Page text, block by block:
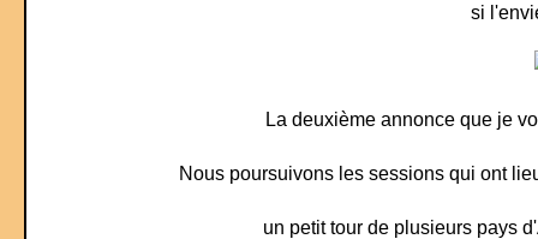
si
La deuxième annonce que je
Nous poursuivons les sessions qui ont
un petit tour de plusieurs pays